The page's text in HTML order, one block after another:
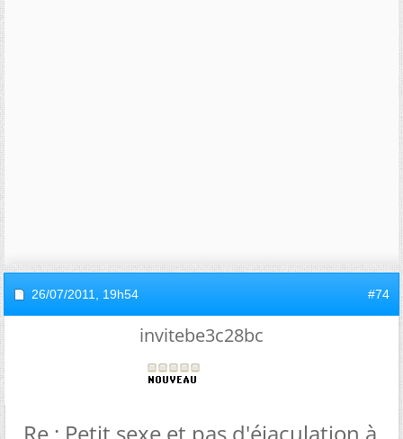
26/07/2011, 19h54 #74
invitebe3c28bc